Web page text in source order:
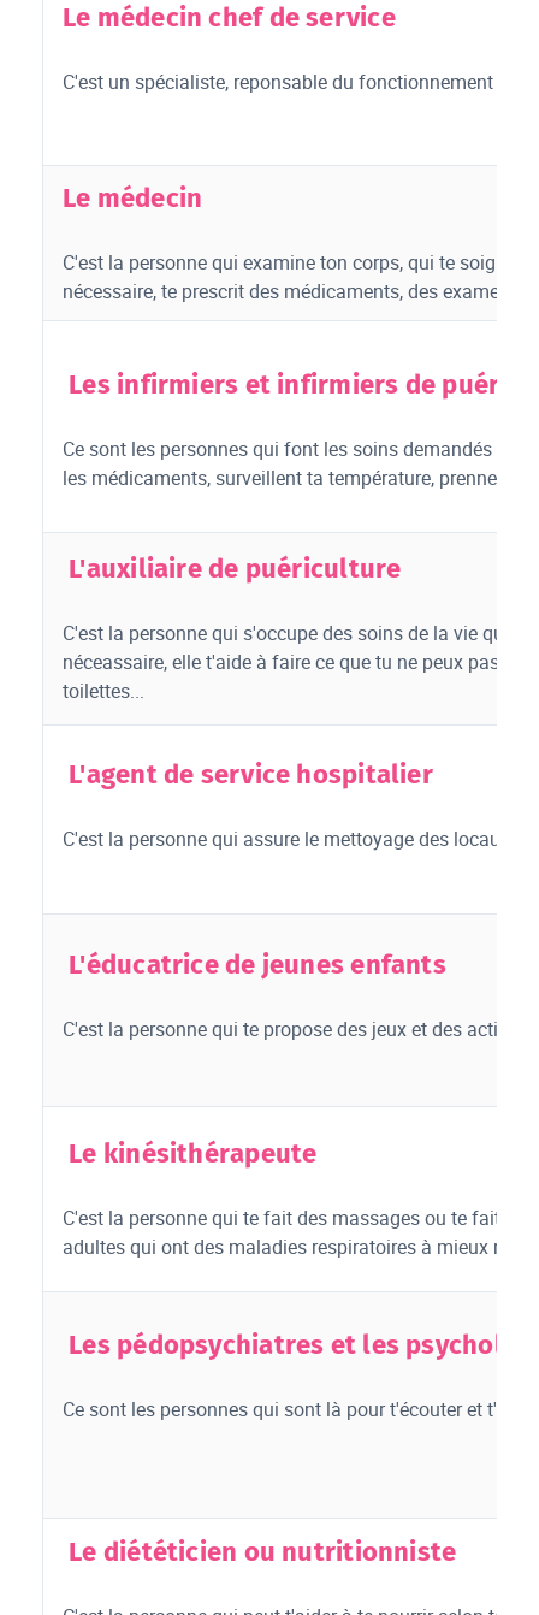
Le médecin chef de service
C'est un spécialiste, reponsable du fonctionnement
Le médecin
C'est la personne qui examine ton corps, qui te soigne,
nécessaire, te prescrit des médicaments, des
Les infirmiers et infirmiers de
Ce sont les personnes qui font les soins demandés par
les médicaments, surveillent ta température, prennent
L'auxiliaire de puériculture
C'est la personne qui s'occupe des soins de la vie
néceassaire, elle t'aide à faire ce que tu ne peux pas
toilettes...
L'agent de service hospitalier
C'est la personne qui assure le mettoyage des locaux.
L'éducatrice de jeunes enfants
C'est la personne qui te propose des jeux et des
Le kinésithérapeute
C'est la personne qui te fait des massages ou te fait
adultes qui ont des maladies respiratoires à mieux
Les pédopsychiatres et les
Ce sont les personnes qui sont là pour t'écouter et
Le diététicien ou nutritionniste